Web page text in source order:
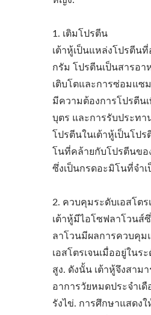
1. เติมโปรตีน
เต้าหู้เป็นแหล่งโปรตีน
กรัม โปรตีนเป็นสารอา
เติบโตและการซ่อมแซ
มีความต้องการโปรตีน
บุตร และการรับประทา
โปรตีนในเต้าหู้เป็นโป
โนที่คล้ายกับโปรตีนขอ
ซึ่งเป็นกรดอะมิโนที่จำ
2. ควบคุมระดับเอสโตร
เต้าหู้มีไอโซฟลาโวนส์
ลาโวนมีผลการควบคุม
เอสโตรเจนเมื่ออยู่ในร
สูง. ดังนั้น เต้าหู้จึงสาม
อาการวัยหมดประจำเดื
รังไข่. การศึกษาแสดง